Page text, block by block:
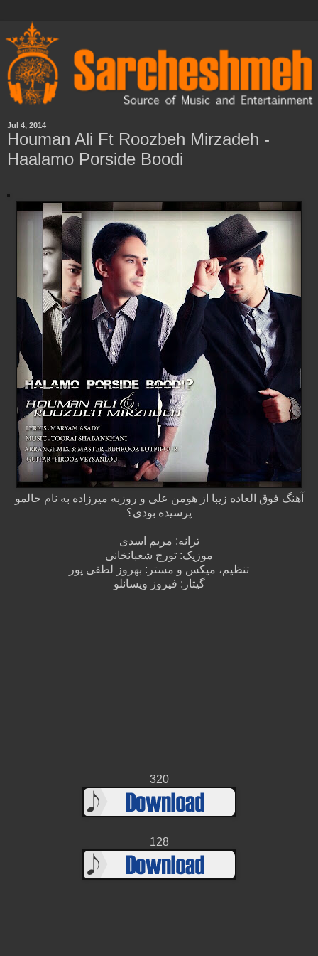
Jul 4, 2014
Houman Ali Ft Roozbeh Mirzadeh -
Haalamo Porside Boodi
آهنگ فوق العاده زیبا از هومن علی و روزبه میرزاده به نام حالمو
پرسیده بودی؟
ترانه: مریم اسدی
موزیک: تورج شعبانخانی
تنظیم، میکس و مستر: بهروز لطفی پور
گیتار: فیروز ویسانلو
320
128